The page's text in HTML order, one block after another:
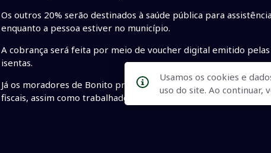
Os outros 20% serão destinados à saúde pública para
enquanto a pessoa estiver no município.
A cobrança será feita por meio de voucher digital emitido
isentas.
Já os moradores de Bonito precisam fazer prova de
fiscais, assim como trabalhadores e prestadores de serviços. -
Usamos os cookies e
uso do site. Ao continuar,